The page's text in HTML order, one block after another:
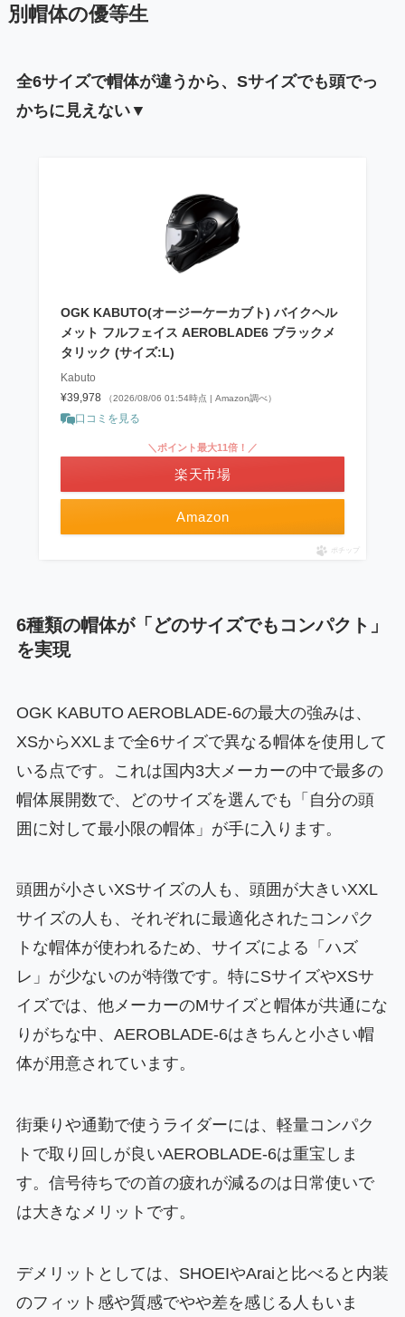
別帽体の優等生
全6サイズで帽体が違うから、Sサイズでも頭でっ
かちに見えない▼
OGK KABUTO(オージーケーカブト) バイクヘル
メット フルフェイス AEROBLADE6 ブラックメ
タリック (サイズ:L)
Kabuto
¥39,978
（2026/08/06 01:54時点 | Amazon調べ）
口コミを見る
Amazon
＼ポイント最大11倍！／
楽天市場
ポチップ
6種類の帽体が「どのサイズでもコンパクト」
を実現
OGK KABUTO AEROBLADE-6の最大の強みは、
XSからXXLまで全6サイズで異なる帽体を使用して
いる点です。これは国内3大メーカーの中で最多の
帽体展開数で、どのサイズを選んでも「自分の頭
囲に対して最小限の帽体」が手に入ります。
頭囲が小さいXSサイズの人も、頭囲が大きいXXL
サイズの人も、それぞれに最適化されたコンパク
トな帽体が使われるため、サイズによる「ハズ
レ」が少ないのが特徴です。特にSサイズやXSサ
イズでは、他メーカーのMサイズと帽体が共通にな
りがちな中、AEROBLADE-6はきちんと小さい帽
体が用意されています。
街乗りや通勤で使うライダーには、軽量コンパク
トで取り回しが良いAEROBLADE-6は重宝しま
す。信号待ちでの首の疲れが減るのは日常使いで
は大きなメリットです。
デメリットとしては、SHOEIやAraiと比べると内装
のフィット感や質感でやや差を感じる人もいま